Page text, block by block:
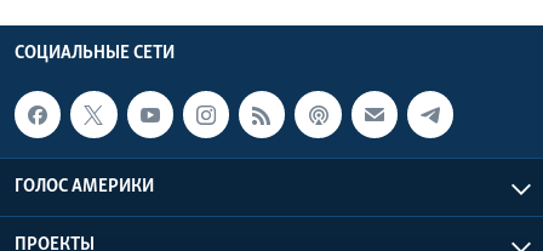
СОЦИАЛЬНЫЕ СЕТИ
ГОЛОС АМЕРИКИ
ПРОЕКТЫ